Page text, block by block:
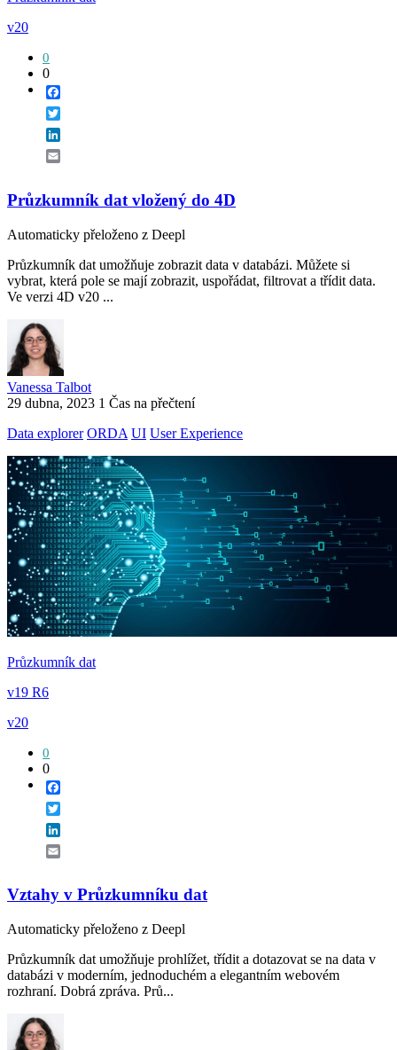
v20
0
0
Průzkumník dat vložený do 4D
Automaticky přeloženo z Deepl
Průzkumník dat umožňuje zobrazit data v databázi. Můžete si
vybrat, která pole se mají zobrazit, uspořádat, filtrovat a třídit data.
Ve verzi 4D v20 ...
Vanessa Talbot
29 dubna, 2023 1 Čas na přečtení
Data explorer ORDA UI User Experience
Průzkumník dat
v19 R6
v20
0
0
Vztahy v Průzkumníku dat
Automaticky přeloženo z Deepl
Průzkumník dat umožňuje prohlížet, třídit a dotazovat se na data v
databázi v moderním, jednoduchém a elegantním webovém
rozhraní. Dobrá zpráva. Prů...